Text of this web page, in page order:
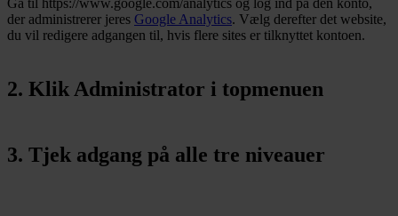
Gå til https://www.google.com/analytics og log ind på den konto,
der administrerer jeres Google Analytics. Vælg derefter det website,
du vil redigere adgangen til, hvis flere sites er tilknyttet kontoen.
2. Klik Administrator i topmenuen
3. Tjek adgang på alle tre niveauer